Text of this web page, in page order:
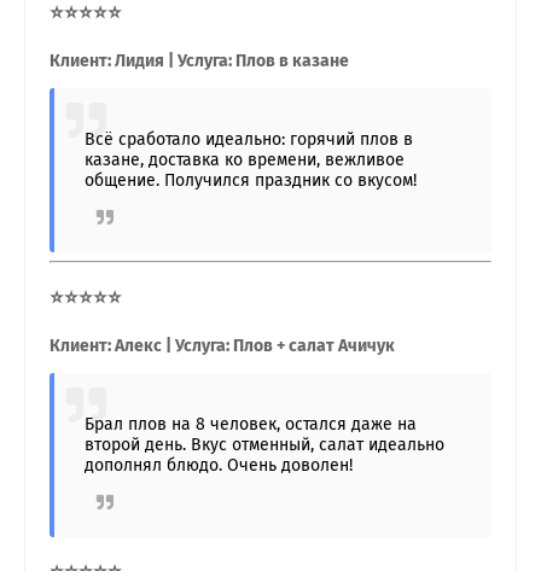
⭐⭐⭐⭐⭐
Клиент: Лидия | Услуга: Плов в казане
Всё сработало идеально: горячий плов в
казане, доставка ко времени, вежливое
общение. Получился праздник со вкусом!
⭐⭐⭐⭐⭐
Клиент: Алекс | Услуга: Плов + салат Ачичук
Брал плов на 8 человек, остался даже на
второй день. Вкус отменный, салат идеально
дополнял блюдо. Очень доволен!